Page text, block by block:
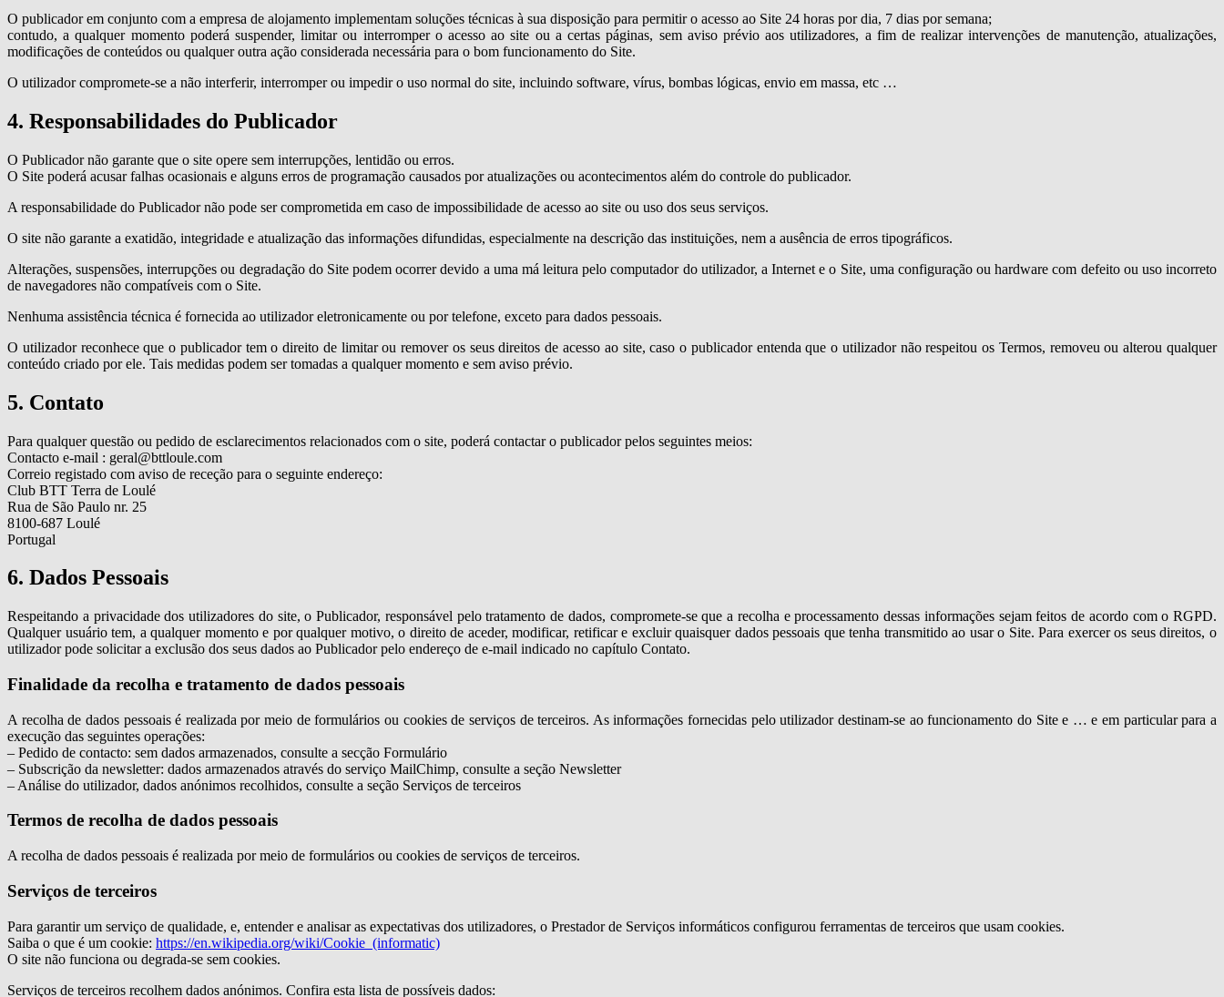
O publicador em conjunto com a empresa de alojamento implementam soluções técnicas à sua disposição para permitir o acesso ao Site 24 horas por dia, 7 dias por semana;
contudo, a qualquer momento poderá suspender, limitar ou interromper o acesso ao site ou a certas páginas, sem aviso prévio aos utilizadores, a fim de realizar intervenções de manutenção, atualizações,
modificações de conteúdos ou qualquer outra ação considerada necessária para o bom funcionamento do Site.
O utilizador compromete-se a não interferir, interromper ou impedir o uso normal do site, incluindo software, vírus, bombas lógicas, envio em massa, etc …
4. Responsabilidades do Publicador
O Publicador não garante que o site opere sem interrupções, lentidão ou erros.
O Site poderá acusar falhas ocasionais e alguns erros de programação causados por atualizações ou acontecimentos além do controle do publicador.
A responsabilidade do Publicador não pode ser comprometida em caso de impossibilidade de acesso ao site ou uso dos seus serviços.
O site não garante a exatidão, integridade e atualização das informações difundidas, especialmente na descrição das instituições, nem a ausência de erros tipográficos.
Alterações, suspensões, interrupções ou degradação do Site podem ocorrer devido a uma má leitura pelo computador do utilizador, a Internet e o Site, uma configuração ou hardware com defeito ou uso incorreto
de navegadores não compatíveis com o Site.
Nenhuma assistência técnica é fornecida ao utilizador eletronicamente ou por telefone, exceto para dados pessoais.
O utilizador reconhece que o publicador tem o direito de limitar ou remover os seus direitos de acesso ao site, caso o publicador entenda que o utilizador não respeitou os Termos, removeu ou alterou qualquer
conteúdo criado por ele. Tais medidas podem ser tomadas a qualquer momento e sem aviso prévio.
5. Contato
Para qualquer questão ou pedido de esclarecimentos relacionados com o site, poderá contactar o publicador pelos seguintes meios:
Contacto e-mail : geral@bttloule.com
Correio registado com aviso de receção para o seguinte endereço:
Club BTT Terra de Loulé
Rua de São Paulo nr. 25
8100-687 Loulé
Portugal
6. Dados Pessoais
Respeitando a privacidade dos utilizadores do site, o Publicador, responsável pelo tratamento de dados, compromete-se que a recolha e processamento dessas informações sejam feitos de acordo com o RGPD.
Qualquer usuário tem, a qualquer momento e por qualquer motivo, o direito de aceder, modificar, retificar e excluir quaisquer dados pessoais que tenha transmitido ao usar o Site. Para exercer os seus direitos, o
utilizador pode solicitar a exclusão dos seus dados ao Publicador pelo endereço de e-mail indicado no capítulo Contato.
Finalidade da recolha e tratamento de dados pessoais
A recolha de dados pessoais é realizada por meio de formulários ou cookies de serviços de terceiros. As informações fornecidas pelo utilizador destinam-se ao funcionamento do Site e … e em particular para a
execução das seguintes operações:
– Pedido de contacto: sem dados armazenados, consulte a secção Formulário
– Subscrição da newsletter: dados armazenados através do serviço MailChimp, consulte a seção Newsletter
– Análise do utilizador, dados anónimos recolhidos, consulte a seção Serviços de terceiros
Termos de recolha de dados pessoais
A recolha de dados pessoais é realizada por meio de formulários ou cookies de serviços de terceiros.
Serviços de terceiros
Para garantir um serviço de qualidade, e, entender e analisar as expectativas dos utilizadores, o Prestador de Serviços informáticos configurou ferramentas de terceiros que usam cookies.
Saiba o que é um cookie: https://en.wikipedia.org/wiki/Cookie_(informatic)
O site não funciona ou degrada-se sem cookies.
Serviços de terceiros recolhem dados anónimos. Confira esta lista de possíveis dados: